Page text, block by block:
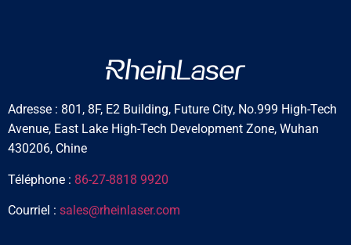
Adresse : 801, 8F, E2 Building, Future City, No.999 High-Tech
Avenue, East Lake High-Tech Development Zone, Wuhan
430206, Chine
Téléphone : 86-27-8818 9920
Courriel : sales@rheinlaser.com